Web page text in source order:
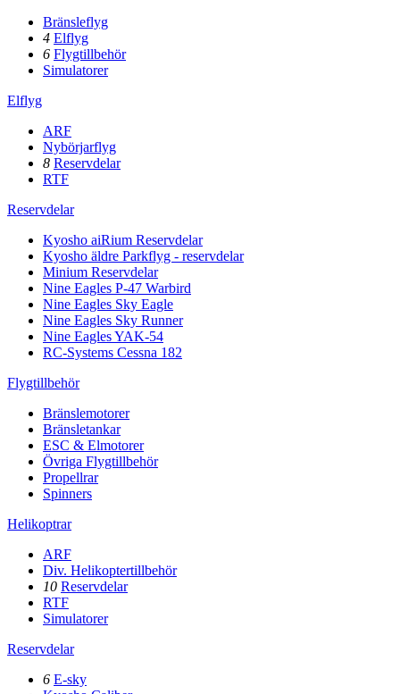
Bränsleflyg
4 Elflyg
6 Flygtillbehör
Simulatorer
Elflyg
ARF
Nybörjarflyg
8 Reservdelar
RTF
Reservdelar
Kyosho aiRium Reservdelar
Kyosho äldre Parkflyg - reservdelar
Minium Reservdelar
Nine Eagles P-47 Warbird
Nine Eagles Sky Eagle
Nine Eagles Sky Runner
Nine Eagles YAK-54
RC-Systems Cessna 182
Flygtillbehör
Bränslemotorer
Bränsletankar
ESC & Elmotorer
Övriga Flygtillbehör
Propellrar
Spinners
Helikoptrar
ARF
Div. Helikoptertillbehör
10 Reservdelar
RTF
Simulatorer
Reservdelar
6 E-sky